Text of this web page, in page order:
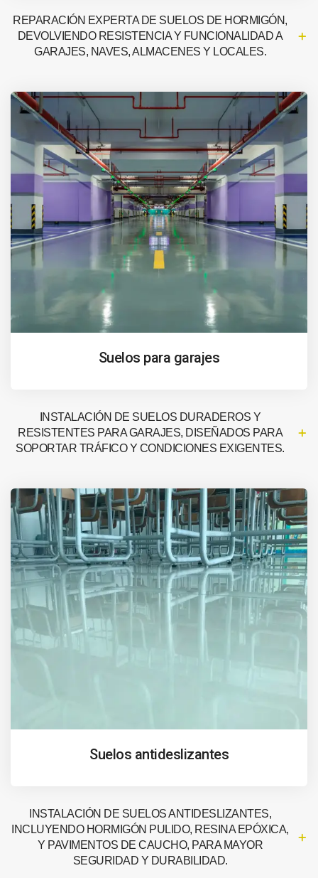
REPARACIÓN EXPERTA DE SUELOS DE HORMIGÓN,
DEVOLVIENDO RESISTENCIA Y FUNCIONALIDAD A
GARAJES, NAVES, ALMACENES Y LOCALES.
Suelos para garajes
INSTALACIÓN DE SUELOS DURADEROS Y
RESISTENTES PARA GARAJES, DISEÑADOS PARA
SOPORTAR TRÁFICO Y CONDICIONES EXIGENTES.
Suelos antideslizantes
INSTALACIÓN DE SUELOS ANTIDESLIZANTES,
INCLUYENDO HORMIGÓN PULIDO, RESINA EPÓXICA,
Y PAVIMENTOS DE CAUCHO, PARA MAYOR
SEGURIDAD Y DURABILIDAD.